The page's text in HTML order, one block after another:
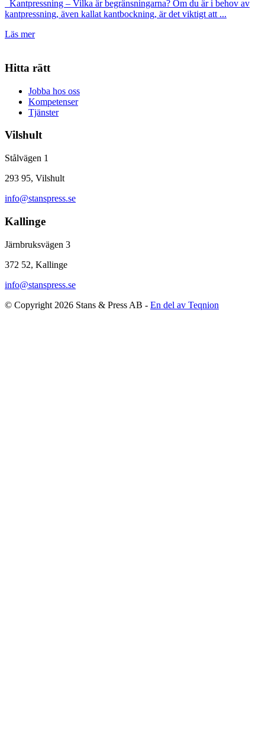
Kantpressning – Vilka är begränsningarna? Om du är i behov av
kantpressning, även kallat kantbockning, är det viktigt att ...
Läs mer
Hitta rätt
Jobba hos oss
Kompetenser
Tjänster
Vilshult
Stålvägen 1
293 95, Vilshult
info@stanspress.se
Kallinge
Järnbruksvägen 3
372 52, Kallinge
info@stanspress.se
© Copyright 2026 Stans & Press AB - En del av Teqnion